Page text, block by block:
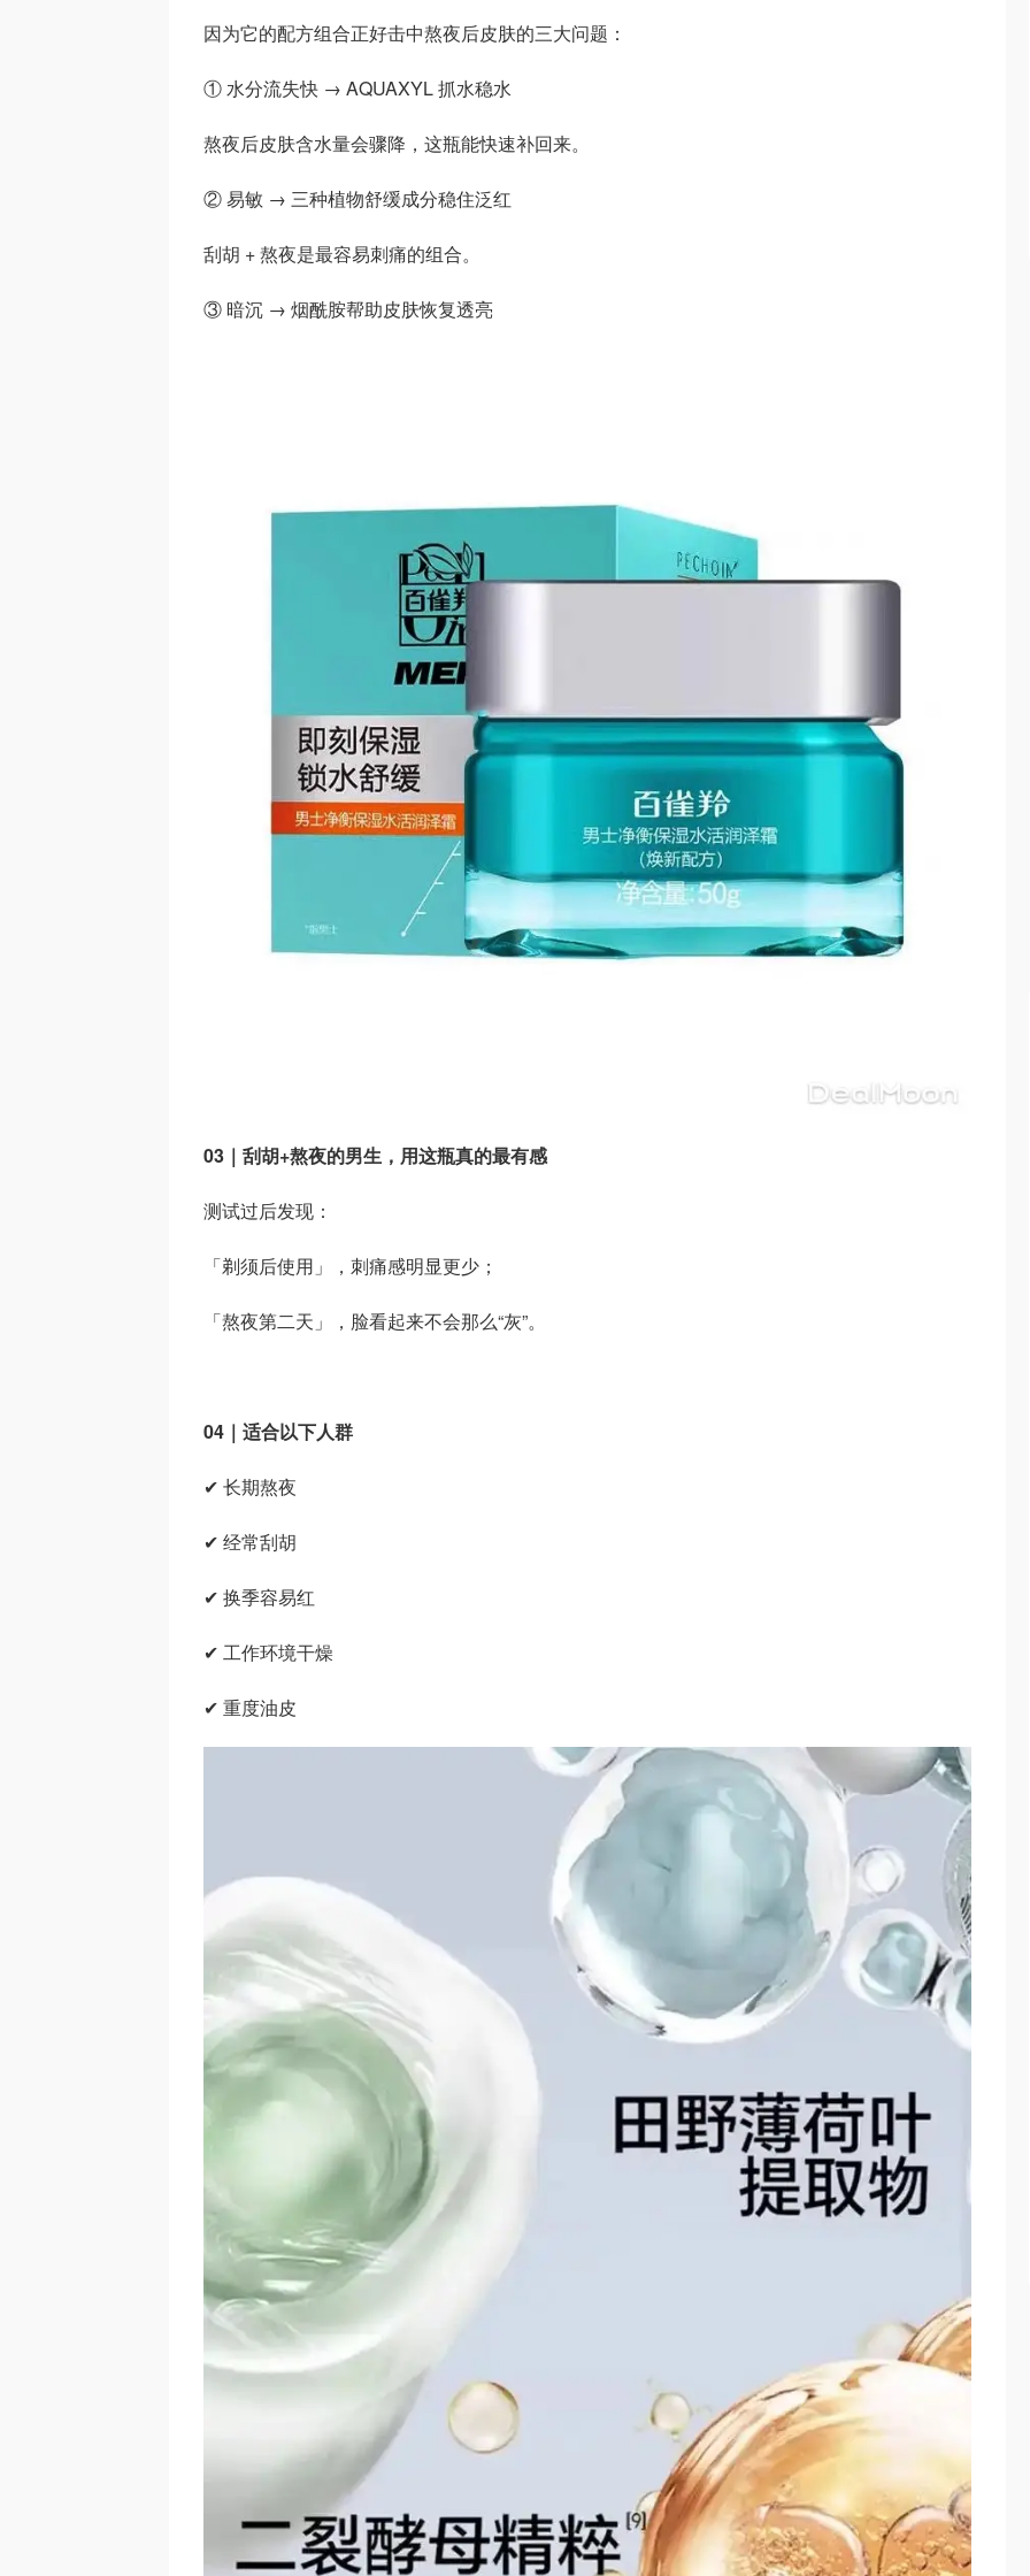
因为它的配方组合正好击中熬夜后皮肤的三大问题：
① 水分流失快 → AQUAXYL 抓水稳水
熬夜后皮肤含水量会骤降，这瓶能快速补回来。
② 易敏 → 三种植物舒缓成分稳住泛红
刮胡 + 熬夜是最容易刺痛的组合。
③ 暗沉 → 烟酰胺帮助皮肤恢复透亮
03｜刮胡+熬夜的男生，用这瓶真的最有感
测试过后发现：
「剃须后使用」，刺痛感明显更少；
「熬夜第二天」，脸看起来不会那么“灰”。
04｜适合以下人群
✔ 长期熬夜
✔ 经常刮胡
✔ 换季容易红
✔ 工作环境干燥
✔ 重度油皮